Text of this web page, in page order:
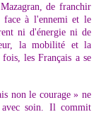
de franchir
face à l'ennemi et le
ni d'énergie ni de
la mobilité et la
les Français a se
non le courage » ne
avec soin. Il commit